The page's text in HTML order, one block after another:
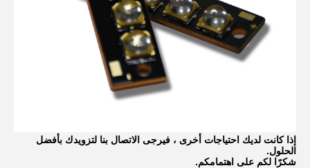
إذا كانت لديك احتياجات أخرى ، فيرجى الاتصال بنا لتزويدك بأفضل
الحلول.
شكرًا لكم على اهتمامكم.